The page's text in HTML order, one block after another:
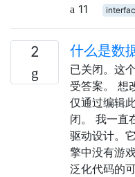
11
2 什么是数
已关闭。这
受答案。 想
仅通过编辑
闭。 我一直
驱动设计。
擎中没有游
泛化代码的